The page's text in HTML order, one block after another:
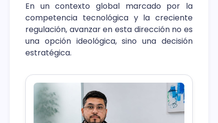
En un contexto global marcado por la
competencia tecnológica y la creciente
regulación, avanzar en esta dirección no es
una opción ideológica, sino una decisión
estratégica.